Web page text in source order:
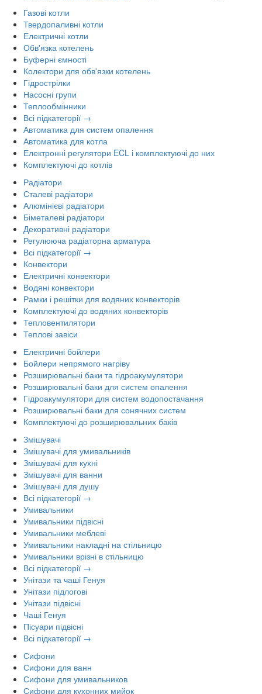
Газові котли
Твердопаливні котли
Електричні котли
Обв'язка котелень
Буферні ємності
Колектори для обв'язки котелень
Гідрострілки
Насосні групи
Теплообмінники
Всі підкатегорії →
Автоматика для систем опалення
Автоматика для котла
Електронні регулятори ECL і комплектуючі до них
Комплектуючі до котлів
Радіатори
Сталеві радіатори
Алюмінієві радіатори
Біметалеві радіатори
Декоративні радіатори
Регулююча радіаторна арматура
Всі підкатегорії →
Конвектори
Електричні конвектори
Водяні конвектори
Рамки і решітки для водяних конвекторів
Комплектуючі до водяних конвекторів
Тепловентилятори
Теплові завіси
Електричні бойлери
Бойлери непрямого нагріву
Розширювальні баки та гідроакумулятори
Розширювальні баки для систем опалення
Гідроакумулятори для систем водопостачання
Розширювальні баки для сонячних систем
Комплектуючі до розширювальних баків
Змішувачі
Змішувачі для умивальників
Змішувачі для кухні
Змішувачі для ванни
Змішувачі для душу
Всі підкатегорії →
Умивальники
Умивальники підвісні
Умивальники меблеві
Умивальники накладні на стільницю
Умивальники врізні в стільницю
Всі підкатегорії →
Унітази та чаші Генуя
Унітази підлогові
Унітази підвісні
Чаші Генуя
Пісуари підвісні
Всі підкатегорії →
Сифони
Сифони для ванн
Сифони для умивальников
Сифони для кухонних мийок